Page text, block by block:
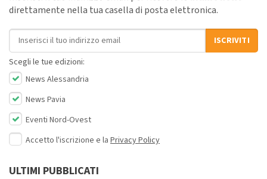
direttamente nella tua casella di posta elettronica.
Indirizzo email
ISCRIVITI
Scegli le tue edizioni:
News Alessandria
News Pavia
Eventi Nord-Ovest
Accetto l'iscrizione e la Privacy Policy
ULTIMI PUBBLICATI